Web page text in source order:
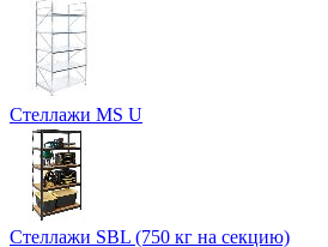
Стеллажи MS U
Стеллажи SBL (750 кг на секцию)